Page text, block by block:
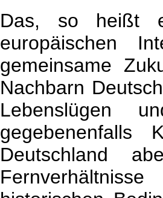
Das, so heißt
europäischen
gemeinsame
Nachbarn
Lebenslügen
gegebenenfalls
Deutschland